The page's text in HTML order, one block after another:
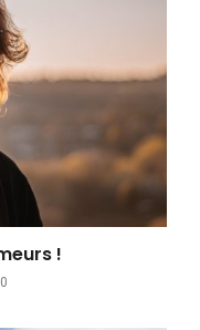
!